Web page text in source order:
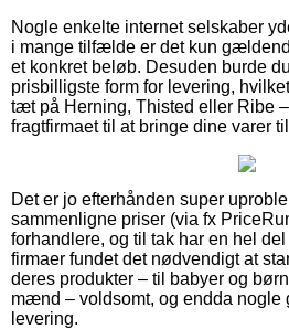
Nogle enkelte internet selskaber
i mange tilfælde er det kun
et konkret beløb. Desuden burde
prisbilligste form for levering,
tæt på Herning, Thisted eller Ribe
fragtfirmaet til at bringe dine varer
Det er jo efterhånden super
sammenligne priser (via fx
forhandlere, og til tak har en hel
firmaer fundet det nødvendigt at
deres produkter – til babyer og
mænd – voldsomt, og endda nogle
levering.